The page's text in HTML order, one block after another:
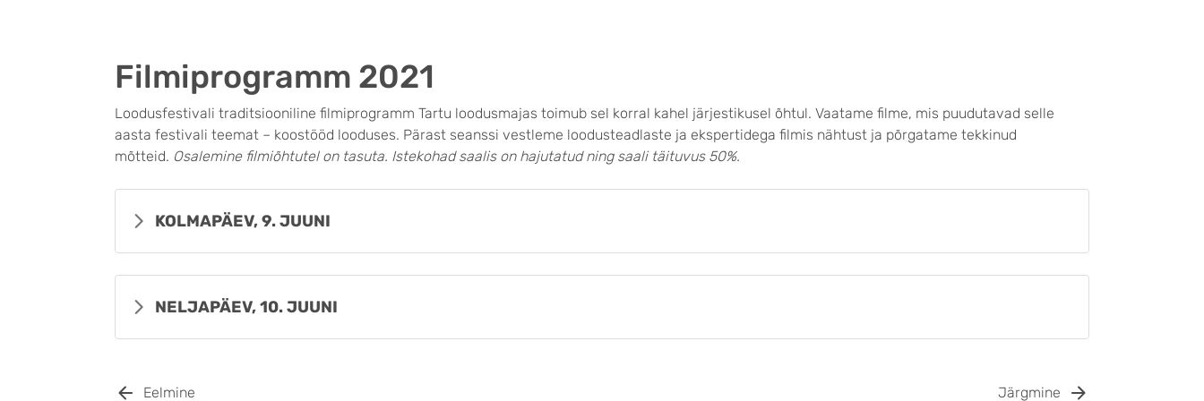
Filmiprogramm 2021
Loodusfestivali traditsiooniline filmiprogramm Tartu loodusmajas toimub sel korral kahel järjestikusel õhtul. Vaatame filme, mis puudutavad selle
aasta festivali teemat – koostööd looduses. Pärast seanssi vestleme loodusteadlaste ja ekspertidega filmis nähtust ja põrgatame tekkinud
mõtteid. Osalemine filmiõhtutel on tasuta. Istekohad saalis on hajutatud ning saali täituvus 50%.
KOLMAPÄEV, 9. JUUNI
NELJAPÄEV, 10. JUUNI
Eelmine Järgmine